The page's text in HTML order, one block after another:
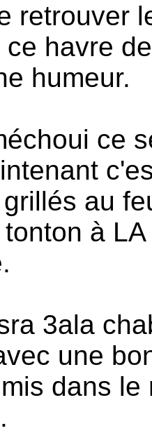
retrouver
ce havre
humeur.
ce
au
à
3ala
une
dans